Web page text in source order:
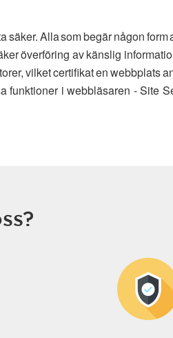
Alla som begär någon form
överföring av känslig
vilket certifikat en webbplats
funktioner i webbläsaren - Site